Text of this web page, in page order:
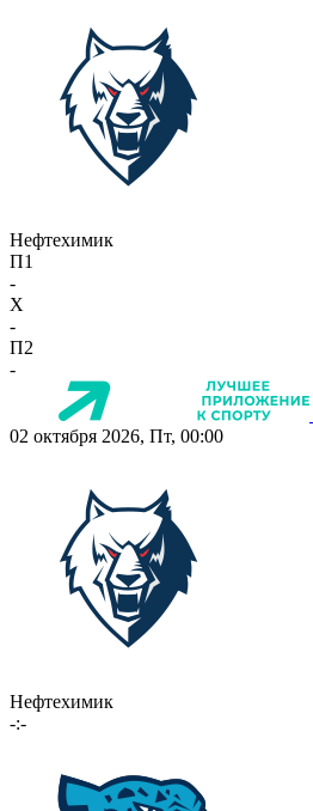
Нефтехимик
П1
-
X
-
П2
-
02 октября 2026, Пт, 00:00
Нефтехимик
-:-